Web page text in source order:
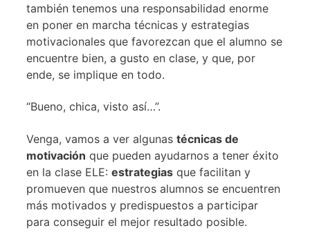
también tenemos una responsabilidad enorme
en poner en marcha técnicas y estrategias
motivacionales que favorezcan que el alumno se
encuentre bien, a gusto en clase, y que, por
ende, se implique en todo.
“Bueno, chica, visto así…”.
Venga, vamos a ver algunas técnicas de
motivación que pueden ayudarnos a tener éxito
en la clase ELE: estrategias que facilitan y
promueven que nuestros alumnos se encuentren
más motivados y predispuestos a participar
para conseguir el mejor resultado posible.